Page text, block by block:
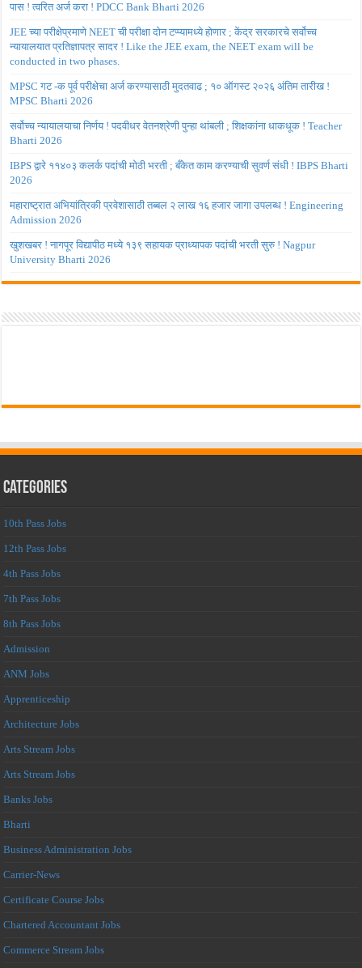
पास ! त्वरित अर्ज करा ! PDCC Bank Bharti 2026
JEE च्या परीक्षेप्रमाणे NEET ची परीक्षा दोन टप्प्यामध्ये होणार ; केंद्र सरकारचे सर्वोच्च
न्यायालयात प्रतिज्ञापत्र सादर ! Like the JEE exam, the NEET exam will be
conducted in two phases.
MPSC गट -क पूर्व परीक्षेचा अर्ज करण्यासाठी मुदतवाढ ; १० ऑगस्ट २०२६ अंतिम तारीख !
MPSC Bharti 2026
सर्वोच्च न्यायालयाचा निर्णय ! पदवीधर वेतनश्रेणी पुन्हा थांबली ; शिक्षकांना धाकधूक ! Teacher
Bharti 2026
IBPS द्वारे ११४०३ कलर्क पदांची मोठी भरती ; बँकेत काम करण्याची सुवर्ण संधी ! IBPS Bharti
2026
महाराष्ट्रात अभियांत्रिकी प्रवेशासाठी तब्बल २ लाख १६ हजार जागा उपलब्ध ! Engineering
Admission 2026
खुशखबर ! नागपूर विद्यापीठ मध्ये १३९ सहायक प्राध्यापक पदांची भरती सुरु ! Nagpur
University Bharti 2026
Categories
10th Pass Jobs
12th Pass Jobs
4th Pass Jobs
7th Pass Jobs
8th Pass Jobs
Admission
ANM Jobs
Apprenticeship
Architecture Jobs
Arts Stream Jobs
Arts Stream Jobs
Banks Jobs
Bharti
Business Administration Jobs
Carrier-News
Certificate Course Jobs
Chartered Accountant Jobs
Commerce Stream Jobs